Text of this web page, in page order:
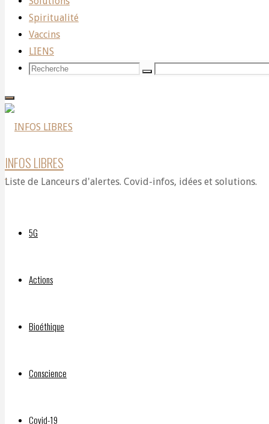
Spiritualité
Vaccins
LIENS
Recherche
Recherche
Recherche
INFOS LIBRES
Liste de Lanceurs d'alertes. Covid-infos, idées et solutions.
5G
Actions
Bioéthique
Conscience
Covid-19
UN
Concentration
Camps
Program